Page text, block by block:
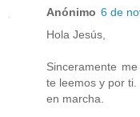
Anónimo 6 de
Hola Jesús,
Sinceramente
te leemos y por
en marcha.